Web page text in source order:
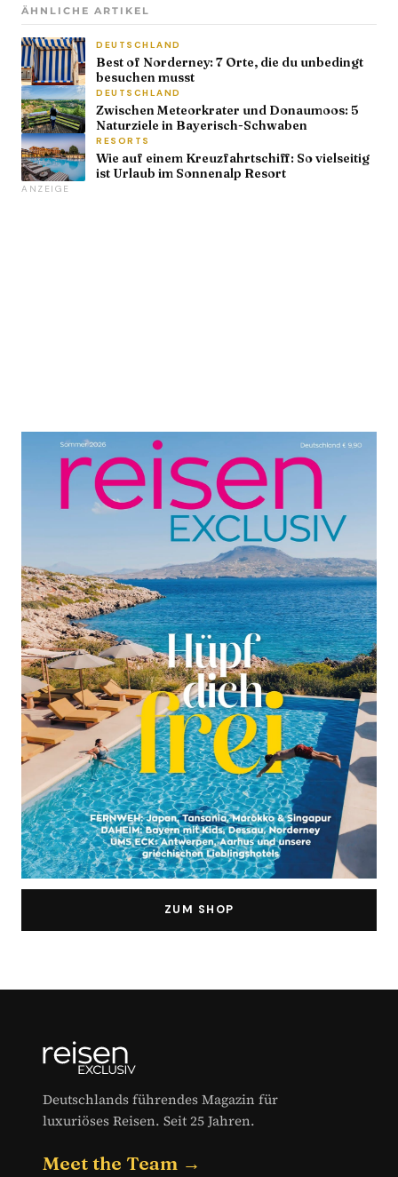
ZUM SHOP
ÄHNLICHE ARTIKEL
DEUTSCHLAND
Best of Norderney: 7 Orte, die du unbedingt
besuchen musst
DEUTSCHLAND
Zwischen Meteorkrater und Donaumoos: 5
Naturziele in Bayerisch-Schwaben
RESORTS
Wie auf einem Kreuzfahrtschiff: So vielseitig
ist Urlaub im Sonnenalp Resort
ANZEIGE
Deutschlands führendes Magazin für
luxuriöses Reisen. Seit 25 Jahren.
Meet the Team →